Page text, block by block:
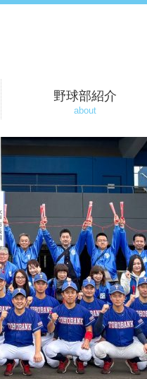
野球部紹介
about